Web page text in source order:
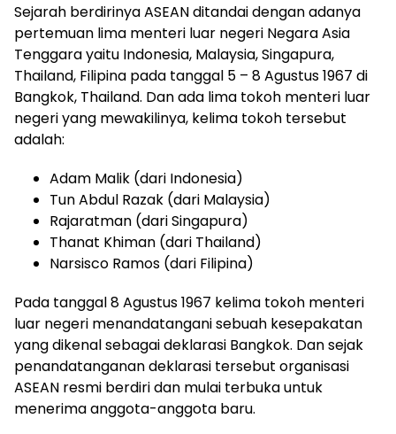
Sejarah berdirinya ASEAN ditandai dengan adanya
pertemuan lima menteri luar negeri Negara Asia
Tenggara yaitu Indonesia, Malaysia, Singapura,
Thailand, Filipina pada tanggal 5 – 8 Agustus 1967 di
Bangkok, Thailand. Dan ada lima tokoh menteri luar
negeri yang mewakilinya, kelima tokoh tersebut
adalah:
Adam Malik (dari Indonesia)
Tun Abdul Razak (dari Malaysia)
Rajaratman (dari Singapura)
Thanat Khiman (dari Thailand)
Narsisco Ramos (dari Filipina)
Pada tanggal 8 Agustus 1967 kelima tokoh menteri
luar negeri menandatangani sebuah kesepakatan
yang dikenal sebagai deklarasi Bangkok. Dan sejak
penandatanganan deklarasi tersebut organisasi
ASEAN resmi berdiri dan mulai terbuka untuk
menerima anggota-anggota baru.